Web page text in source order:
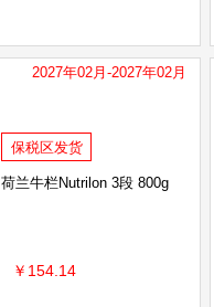
2027年02月-2027年02月
保税区发货
荷兰牛栏Nutrilon 3段 800g
￥154.14